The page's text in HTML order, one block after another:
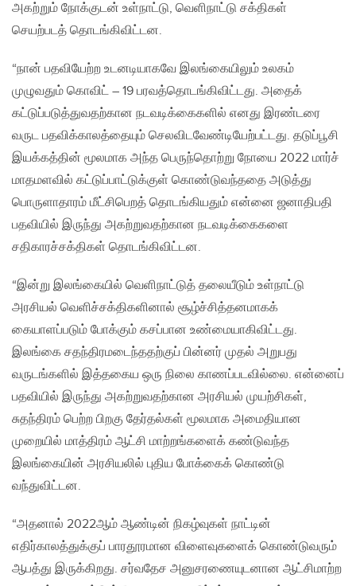
அகற்றும் நோக்குடன் உள்நாட்டு, வெளிநாட்டு சக்திகள்
செயற்படத் தொடங்கிவிட்டன.
“நான் பதவியேற்ற உடனடியாகவே இலங்கையிலும் உலகம்
முழுவதும் கொவிட் – 19 பரவத்தொடங்கிவிட்டது. அதைக்
கட்டுப்படுத்துவதற்கான நடவடிக்கைகளில் எனது இரண்டரை
வருட பதவிக்காலத்தையும் செலவிடவேண்டியேற்பட்டது. தடுப்பூசி
இயக்கத்தின் மூலமாக அந்த பெருந்தொற்று நோயை 2022 மார்ச்
மாதமளவில் கட்டுப்பாட்டுக்குள் கொண்டுவந்ததை அடுத்து
பொருளாதாரம் மீட்சிபெறத் தொடங்கியதும் என்னை ஜனாதிபதி
பதவியில் இருந்து அகற்றுவதற்கான நடவடிக்கைகளை
சதிகாரச்சக்திகள் தொடங்கிவிட்டன.
“இன்று இலங்கையில் வெளிநாட்டுத் தலையீடும் உள்நாட்டு
அரசியல் வெளிச்சக்திகளினால் சூழ்ச்சித்தனமாகக்
கையாளப்படும் போக்கும் கசப்பான உண்மையாகிவிட்டது.
இலங்கை சதந்திரமடைந்ததற்குப் பின்னர் முதல் அறுபது
வருடங்களில் இத்தகைய ஒரு நிலை காணப்படவில்லை. என்னைப்
பதவியில் இருந்து அகற்றுவதற்கான அரசியல் முயற்சிகள்,
சுதந்திரம் பெற்ற பிறகு தேர்தல்கள் மூலமாக அமைதியான
முறையில் மாத்திரம் ஆட்சி மாற்றங்களைக் கண்டுவந்த
இலங்கையின் அரசியலில் புதிய போக்கைக் கொண்டு
வந்துவிட்டன.
“அதனால் 2022ஆம் ஆண்டின் நிகழ்வுகள் நாட்டின்
எதிர்காலத்துக்குப் பாரதூரமான விளைவுகளைக் கொண்டுவரும்
ஆபத்து இருக்கிறது. சர்வதேச அனுசரணையுடனான ஆட்சிமாற்ற